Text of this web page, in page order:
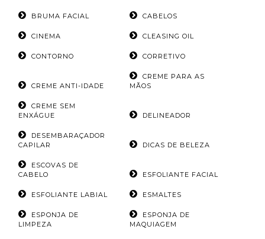
BRUMA FACIAL CABELOS
CINEMA CLEASING OIL
CONTORNO CORRETIVO
CREME ANTI-IDADE
CREME PARA AS
MÃOS
CREME SEM
ENXÁGUE
DELINEADOR
DESEMBARAÇADOR
CAPILAR
DICAS DE BELEZA
ESCOVAS DE
CABELO
ESFOLIANTE FACIAL
ESFOLIANTE LABIAL ESMALTES
ESPONJA DE
LIMPEZA
ESPONJA DE
MAQUIAGEM